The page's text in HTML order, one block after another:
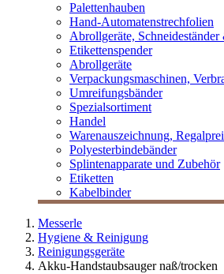
Palettenhauben
Hand-Automatenstrechfolien
Abrollgeräte, Schneideständer
Etikettenspender
Abrollgeräte
Verpackungsmaschinen,
Umreifungsbänder
Spezialsortiment
Handel
Warenauszeichnung,
Polyesterbindebänder
Splintenapparate und Zubehör
Etiketten
Kabelbinder
Messerle
Hygiene & Reinigung
Reinigungsgeräte
Akku-Handstaubsauger naß/trocken